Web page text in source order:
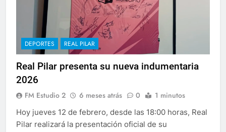
DEPORTES REAL PILAR
Real Pilar presenta su nueva indumentaria
2026
FM Estudio 2 6 meses atrás 0 1 minutos
Hoy jueves 12 de febrero, desde las 18:00 horas, Real
Pilar realizará la presentación oficial de su